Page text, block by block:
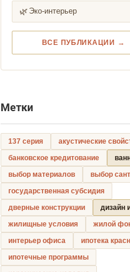
🌿 Эко-интерьер
ВСЕ ПУБЛИКАЦИИ →
Метки
137 серия
акустические
банковское кредитование
выбор материалов
выбор
государственная субсидия
дверные конструкции
дизайн
жилищные условия
жилой
интерьер офиса
ипотека
ипотечные программы